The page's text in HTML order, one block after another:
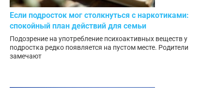
Если подросток мог столкнуться с наркотиками:
спокойный план действий для семьи
Подозрение на употребление психоактивных веществ у
подростка редко появляется на пустом месте. Родители
замечают